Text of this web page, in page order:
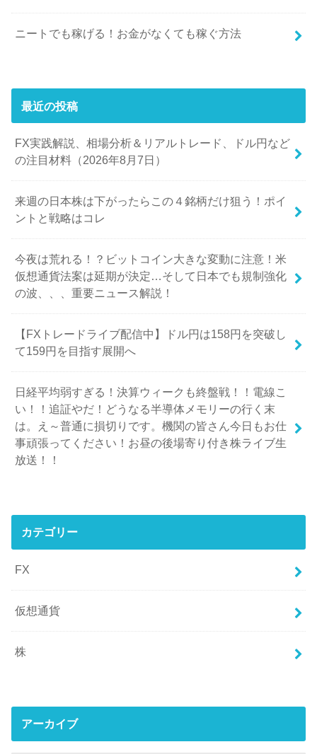
ニートでも稼げる！お金がなくても稼ぐ方法
最近の投稿
FX実践解説、相場分析＆リアルトレード、ドル円など
の注目材料（2026年8月7日）
来週の日本株は下がったらこの４銘柄だけ狙う！ポイ
ントと戦略はコレ
今夜は荒れる！？ビットコイン大きな変動に注意！米
仮想通貨法案は延期が決定…そして日本でも規制強化
の波、、、重要ニュース解説！
【FXトレードライブ配信中】ドル円は158円を突破し
て159円を目指す展開へ
日経平均弱すぎる！決算ウィークも終盤戦！！電線こ
い！！追証やだ！どうなる半導体メモリーの行く末
は。え～普通に損切りです。機関の皆さん今日もお仕
事頑張ってください！お昼の後場寄り付き株ライブ生
放送！！
カテゴリー
FX
仮想通貨
株
アーカイブ